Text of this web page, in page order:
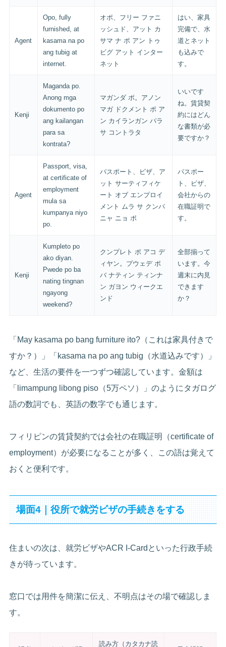
Agent
Opo, fully
furnished, at
kasama na po
ang tubig at
internet.
オポ、フリー ファニ
ッシュド、アット カ
サマ ナ ポ アン トゥ
ビグ アット インター
ネット
はい、家具
完備で、水
道とネット
も込みで
す。
Kenji
Maganda po.
Anong mga
dokumento po
ang kailangan
para sa
kontrata?
マガンダ ポ。アノン
マガ ドクメント ポ ア
ン カイランガン パラ
サ コントラタ
いいです
ね。賃貸契
約にはどん
な書類が必
要ですか？
Agent
Passport, visa,
at certificate of
employment
mula sa
kumpanya niyo
po.
パスポート、ビザ、ア
ット サーティフィケ
ート オブ エンプロイ
メント ムラ サ クンパ
ニャ ニョ ポ
パスポー
ト、ビザ、
会社からの
在職証明で
す。
Kenji
Kumpleto po
ako diyan.
Pwede po ba
nating tingnan
ngayong
weekend?
クンプレト ポ アコ デ
ィヤン。プウェデ ポ
バ ナティン ティンナ
ン ガヨン ウィークエ
ンド
全部揃って
います。今
週末に内見
できます
か？
「May kasama po bang furniture ito?（これは家具付きで
すか？）」「kasama na po ang tubig（水道込みです）」
など、生活の要件を一つずつ確認しています。金額は
「limampung libong piso（5万ペソ）」のようにタガログ
語の数詞でも、英語の数字でも通じます。
フィリピンの賃貸契約では会社の在職証明（certificate of
employment）が必要になることが多く、この語は覚えて
おくと便利です。
場面4｜役所で就労ビザの手続きをする
住まいの次は、就労ビザやACR I-Cardといった行政手続
きが待っています。
窓口では用件を簡潔に伝え、不明点はその場で確認しま
す。
読み方（カタカナ読